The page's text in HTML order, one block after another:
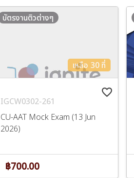
favorite_border
IGCW0302-261
CU-AAT Mock Exam (13 Jun
2026)
เหลือ 30 ที่
บัตรงานติวต่างๆ
฿700.00